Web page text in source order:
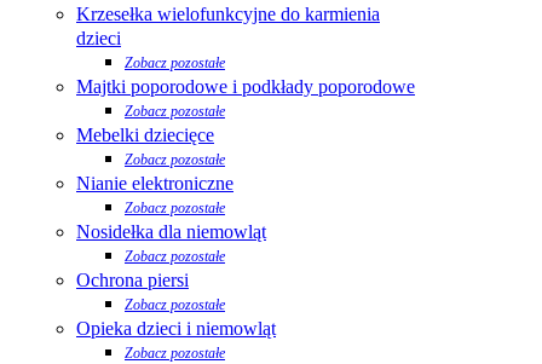
Krzesełka wielofunkcyjne do karmienia
dzieci
Zobacz pozostałe
Majtki poporodowe i podkłady poporodowe
Zobacz pozostałe
Mebelki dziecięce
Zobacz pozostałe
Nianie elektroniczne
Zobacz pozostałe
Nosidełka dla niemowląt
Zobacz pozostałe
Ochrona piersi
Zobacz pozostałe
Opieka dzieci i niemowląt
Zobacz pozostałe